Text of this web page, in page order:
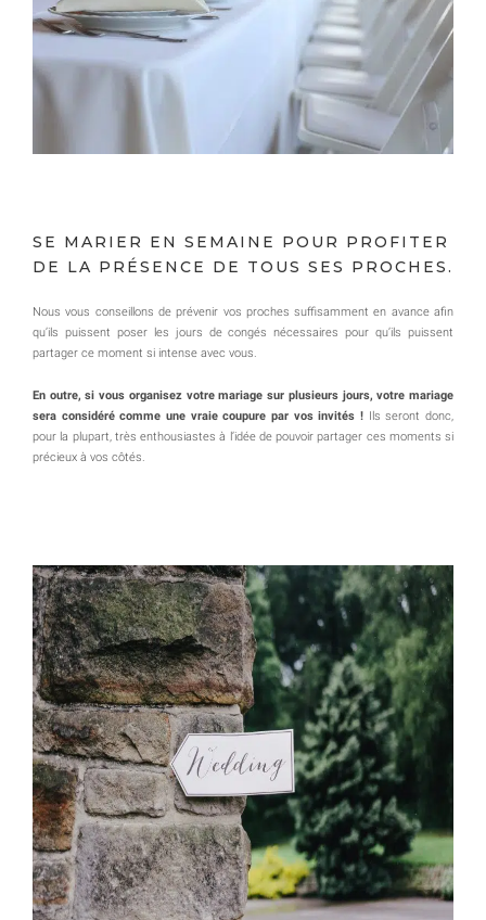
SE MARIER EN SEMAINE POUR PROFITER
DE LA PRÉSENCE DE TOUS SES PROCHES.
Nous vous conseillons de prévenir vos proches suffisamment en avance afin
qu’ils puissent poser les jours de congés nécessaires pour qu’ils puissent
partager ce moment si intense avec vous.
En outre, si vous organisez votre mariage sur plusieurs jours, votre mariage
sera considéré comme une vraie coupure par vos invités ! Ils seront donc,
pour la plupart, très enthousiastes à l’idée de pouvoir partager ces moments si
précieux à vos côtés.